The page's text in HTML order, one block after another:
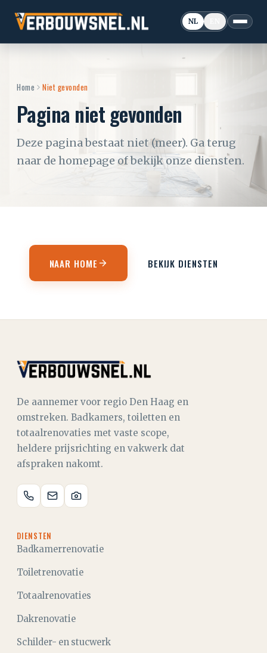
NL
Home Niet gevonden
Pagina niet gevonden
Deze pagina bestaat niet (meer). Ga terug
naar de homepage of bekijk onze diensten.
NAAR HOME BEKIJK DIENSTEN
De aannemer voor regio Den Haag en
omstreken. Badkamers, toiletten en
totaalrenovaties met vaste scope,
heldere prijsrichting en vakwerk dat
afspraken nakomt.
DIENSTEN
Badkamerrenovatie
Toiletrenovatie
Totaalrenovaties
Dakrenovatie
Schilder- en stucwerk